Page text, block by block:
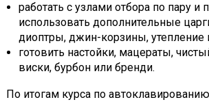
работать с узлами отбора по пару и
использовать дополнительные
диоптры, джин-корзины,
готовить настойки, мацераты,
виски, бурбон или бренди.
По итогам курса по